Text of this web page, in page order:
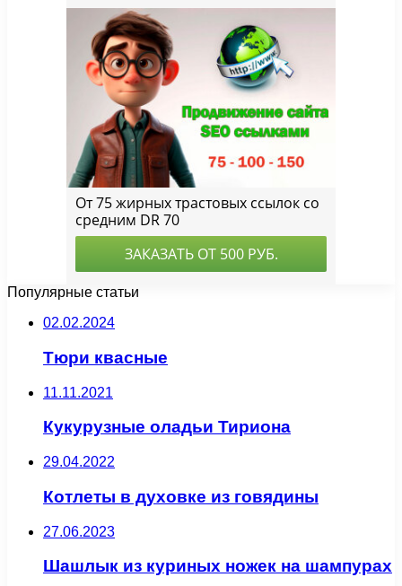
Популярные статьи
02.02.2024
Тюри квасные
11.11.2021
Кукурузные оладьи Тириона
29.04.2022
Котлеты в духовке из говядины
27.06.2023
Шашлык из куриных ножек на шампурах